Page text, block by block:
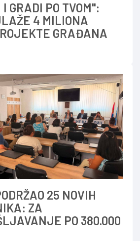
GRADI PO TVOM":
4 MILIONA
GRAĐANA
25 NOVIH
ZA
PO 380.000